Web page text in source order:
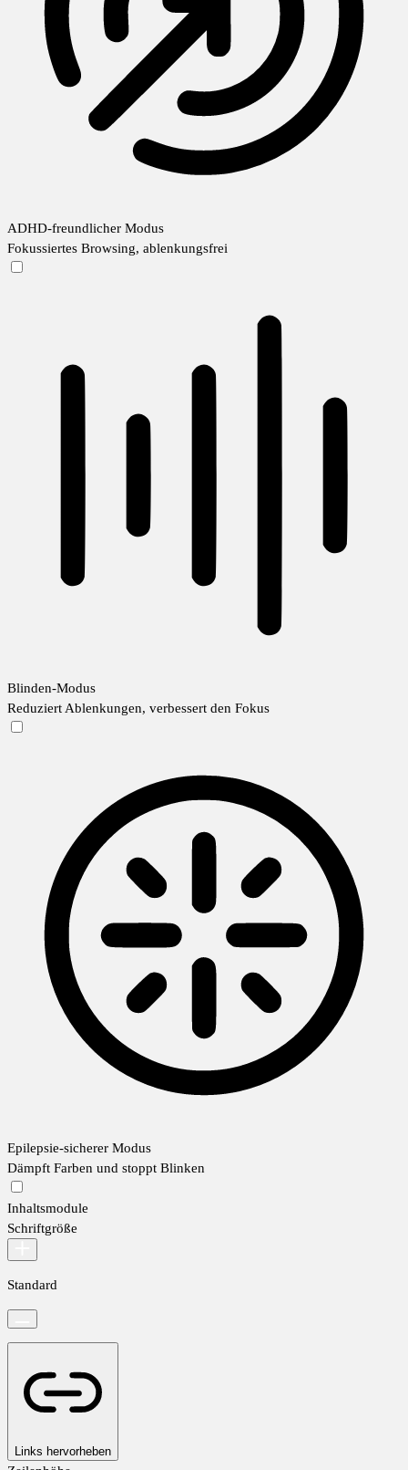
ADHD-freundlicher Modus
Fokussiertes Browsing, ablenkungsfrei
Blinden-Modus
Reduziert Ablenkungen, verbessert den Fokus
Epilepsie-sicherer Modus
Dämpft Farben und stoppt Blinken
Inhaltsmodule
Schriftgröße
Standard
Links hervorheben